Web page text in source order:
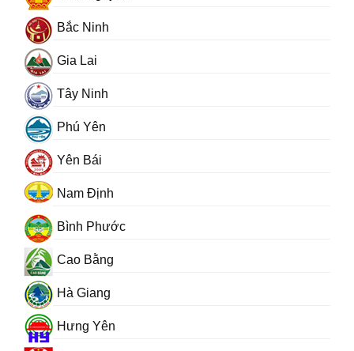
Bắc Ninh
Gia Lai
Tây Ninh
Phú Yên
Yên Bái
Nam Định
Bình Phước
Cao Bằng
Hà Giang
Hưng Yên